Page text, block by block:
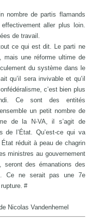
nombre de partis flamands
aller plus loin.
de travail.
ce qui est dit. Le parti ne
mais une réforme ultime de
du système dans le
qu’il sera invivable et qu’il
c’est bien plus
Ce sont des entités
un petit nombre de
de la N-VA, il s’agit de
de l’État. Qu’est-ce qui va
État réduit à peau de chagrin
ministres au gouvernement
seront des émanations des
Ce ne serait pas une 7e
#
Nicolas Vandenhemel